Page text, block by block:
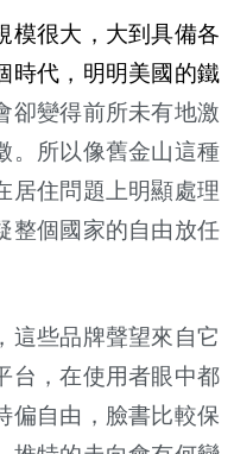
模很大，大到具備各
時代，明明美國的鐵
卻變得前所未有地激
。所以像舊金山這種
居住問題上明顯處理
整個國家的自由放任
這些品牌聲望來自它
台，在使用者眼中都
偏自由，臉書比較保